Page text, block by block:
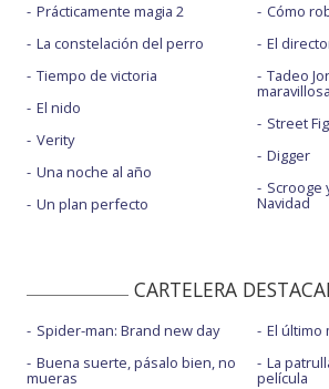
Prácticamente magia 2
La constelación del perro
Tiempo de victoria
El nido
Verity
Una noche al año
Un plan perfecto
Cómo
El
Tadeo
maravillosa
Street
Digger
Scrooge
Navidad
CARTELERA
Spider-man: Brand new day
Buena suerte, pásalo bien, no
mueras
El último
La
película